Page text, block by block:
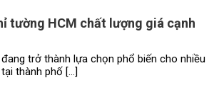
tường HCM chất lượng giá cạnh
trở thành lựa chọn phổ biến cho nhiều
thành phố […]